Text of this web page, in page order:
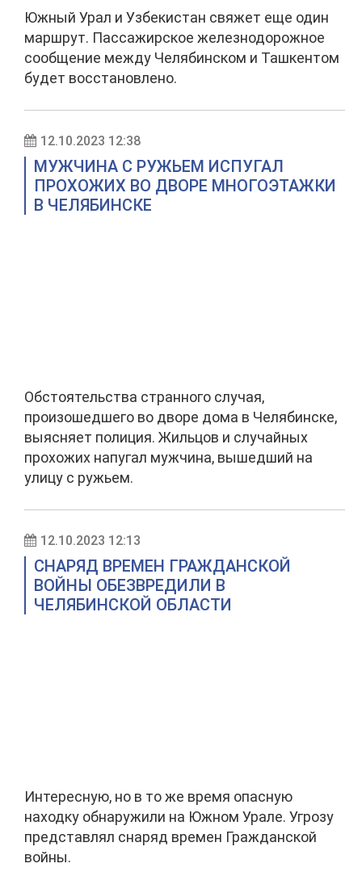
Южный Урал и Узбекистан свяжет еще один
маршрут. Пассажирское железнодорожное
сообщение между Челябинском и Ташкентом
будет восстановлено.
12.10.2023 12:38
МУЖЧИНА С РУЖЬЕМ ИСПУГАЛ
ПРОХОЖИХ ВО ДВОРЕ МНОГОЭТАЖКИ
В ЧЕЛЯБИНСКЕ
Обстоятельства странного случая,
произошедшего во дворе дома в Челябинске,
выясняет полиция. Жильцов и случайных
прохожих напугал мужчина, вышедший на
улицу с ружьем.
12.10.2023 12:13
СНАРЯД ВРЕМЕН ГРАЖДАНСКОЙ
ВОЙНЫ ОБЕЗВРЕДИЛИ В
ЧЕЛЯБИНСКОЙ ОБЛАСТИ
Интересную, но в то же время опасную
находку обнаружили на Южном Урале. Угрозу
представлял снаряд времен Гражданской
войны.